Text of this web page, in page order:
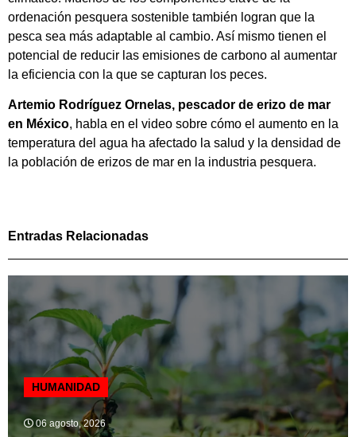
ordenación pesquera sostenible también logran que la
pesca sea más adaptable al cambio. Así mismo tienen el
potencial de reducir las emisiones de carbono al aumentar
la eficiencia con la que se capturan los peces.
Artemio Rodríguez Ornelas, pescador de erizo de mar
en México, habla en el video sobre cómo el aumento en la
temperatura del agua ha afectado la salud y la densidad de
la población de erizos de mar en la industria pesquera.
Entradas Relacionadas
HUMANIDAD
06 agosto, 2026